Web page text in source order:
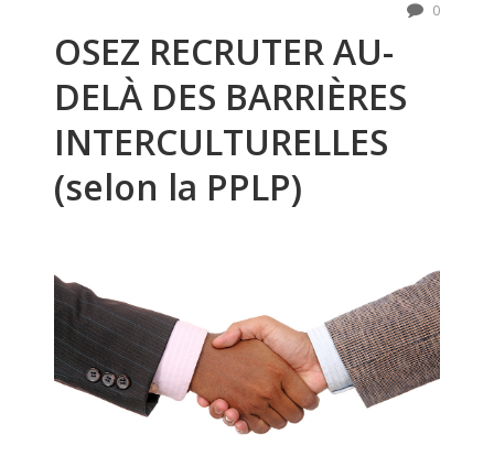
0
OSEZ RECRUTER AU-
DELÀ DES BARRIÈRES
INTERCULTURELLES
(selon la PPLP)